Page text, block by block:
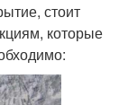
стоит
которые